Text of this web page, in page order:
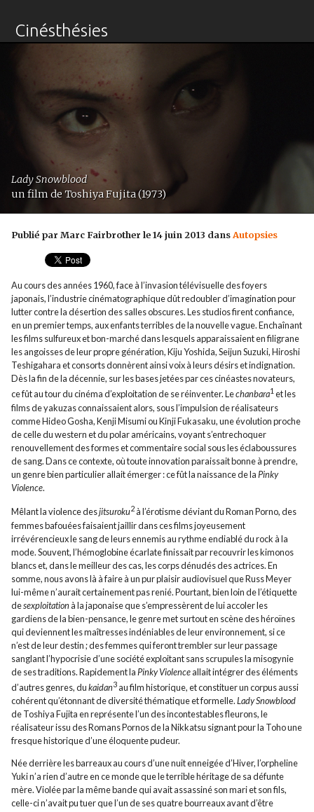
Cinésthésies
Lady Snowblood
un film de Toshiya Fujita (1973)
Publié par Marc Fairbrother le 14 juin 2013 dansAutopsies
Au cours des années 1960, face à l’invasion télévisuelle des foyers
japonais, l’industrie cinématographique dût redoubler d’imagination pour
lutter contre la désertion des salles obscures. Les studios firent confiance,
en un premier temps, aux enfants terribles de la nouvelle vague. Enchaînant
les films sulfureux et bon-marché dans lesquels apparaissaient en filigrane
les angoisses de leur propre génération, Kiju Yoshida, Seijun Suzuki, Hiroshi
Teshigahara et consorts donnèrent ainsi voix à leurs désirs et indignation.
Dès la fin de la décennie, sur les bases jetées par ces cinéastes novateurs,
ce fût au tour du cinéma d’exploitation de se réinventer. Lechanbara1 et les
films de yakuzas connaissaient alors, sous l’impulsion de réalisateurs
comme Hideo Gosha, Kenji Misumi ou Kinji Fukasaku, une évolution proche
de celle du western et du polar américains, voyant s’entrechoquer
renouvellement des formes et commentaire social sous les éclaboussures
de sang. Dans ce contexte, où toute innovation paraissait bonne à prendre,
un genre bien particulier allait émerger : ce fût la naissance de la Pinky
Violence.
Mêlant la violence desjitsuroku2 à l’érotisme déviant du Roman Porno, des
femmes bafouées faisaient jaillir dans ces films joyeusement
irrévérencieux le sang de leurs ennemis au rythme endiablé du rock à la
mode. Souvent, l’hémoglobine écarlate finissait par recouvrir les kimonos
blancs et, dans le meilleur des cas, les corps dénudés des actrices. En
somme, nous avons là à faire à un pur plaisir audiovisuel que Russ Meyer
lui-même n’aurait certainement pas renié. Pourtant, bien loin de l’étiquette
desexploitation à la japonaise que s’empressèrent de lui accoler les
gardiens de la bien-pensance, le genre met surtout en scène des héroïnes
qui deviennent les maîtresses indéniables de leur environnement, si ce
n’est de leur destin ; des femmes qui feront trembler sur leur passage
sanglant l’hypocrisie d’une société exploitant sans scrupules la misogynie
de ses traditions. Rapidement la Pinky Violenceallait intégrer des éléments
d’autres genres, dukaidan3 au film historique, et constituer un corpus aussi
cohérent qu’étonnant de diversité thématique et formelle.Lady Snowblood
de Toshiya Fujita en représente l’un des incontestables fleurons, le
réalisateur issu des Romans Pornos de la Nikkatsu signant pour la Toho une
fresque historique d’une éloquente pudeur.
Née derrière les barreaux au cours d’une nuit enneigée d’Hiver, l’orpheline
Yuki n’a rien d’autre en ce monde que le terrible héritage de sa défunte
mère. Violée par la même bande qui avait assassiné son mari et son fils,
celle-ci n’avait pu tuer que l’un de ses quatre bourreaux avant d’être